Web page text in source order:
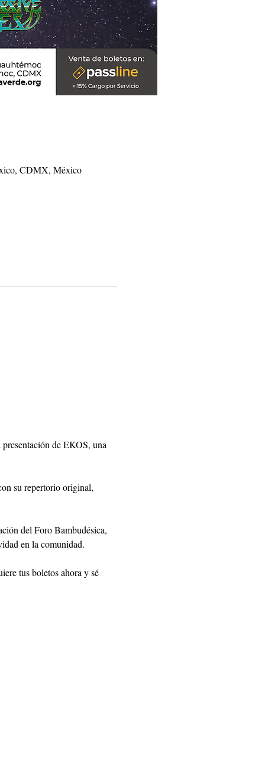
CDMX, México
de EKOS, una
su repertorio original,
del Foro Bambudésica,
en la comunidad.
tus boletos ahora y sé